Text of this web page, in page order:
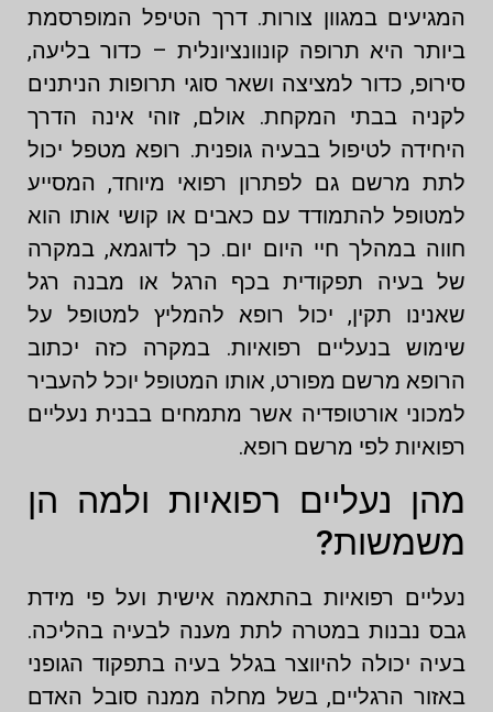
המגיעים במגוון צורות. דרך הטיפל המופרסמת
ביותר היא תרופה קונוונציונלית – כדור בליעה,
סירופ, כדור למציצה ושאר סוגי תרופות הניתנים
לקניה בבתי המקחת. אולם, זוהי אינה הדרך
היחידה לטיפול בבעיה גופנית. רופא מטפל יכול
לתת מרשם גם לפתרון רפואי מיוחד, המסייע
למטופל להתמודד עם כאבים או קושי אותו הוא
חווה במהלך חיי היום יום. כך לדוגמא, במקרה
של בעיה תפקודית בכף הרגל או מבנה רגל
שאנינו תקין, יכול רופא להמליץ למטופל על
שימוש בנעליים רפואיות. במקרה כזה יכתוב
הרופא מרשם מפורט, אותו המטופל יוכל להעביר
למכוני אורטופדיה אשר מתמחים בבנית נעליים
רפואיות לפי מרשם רופא.
מהן נעליים רפואיות ולמה הן
משמשות?
נעליים רפואיות בהתאמה אישית ועל פי מידת
גבס נבנות במטרה לתת מענה לבעיה בהליכה.
בעיה יכולה להיווצר בגלל בעיה בתפקוד הגופני
באזור הרגליים, בשל מחלה ממנה סובל האדם